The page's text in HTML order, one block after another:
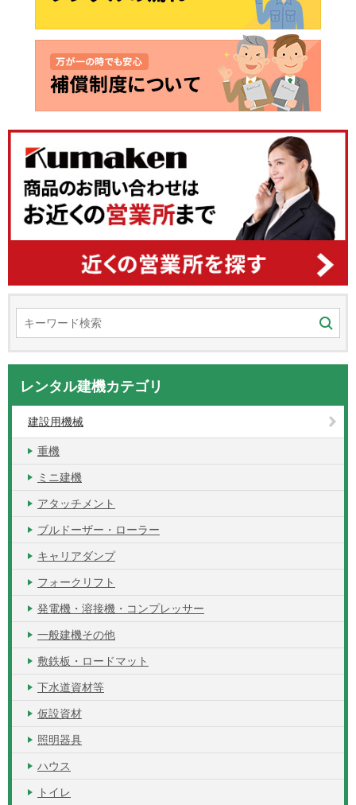
レンタル建機カテゴリ
建設用機械
重機
ミニ建機
アタッチメント
ブルドーザー・ローラー
キャリアダンプ
フォークリフト
発電機・溶接機・コンプレッサー
一般建機その他
敷鉄板・ロードマット
下水道資材等
仮設資材
照明器具
ハウス
トイレ